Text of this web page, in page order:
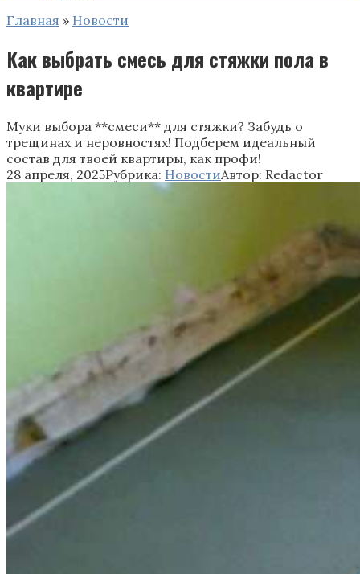
Главная » Новости
Как выбрать смесь для стяжки пола в
квартире
Муки выбора **смеси** для стяжки? Забудь о
трещинах и неровностях! Подберем идеальный
состав для твоей квартиры, как профи!
28 апреля, 2025Рубрика: НовостиАвтор: Redactor